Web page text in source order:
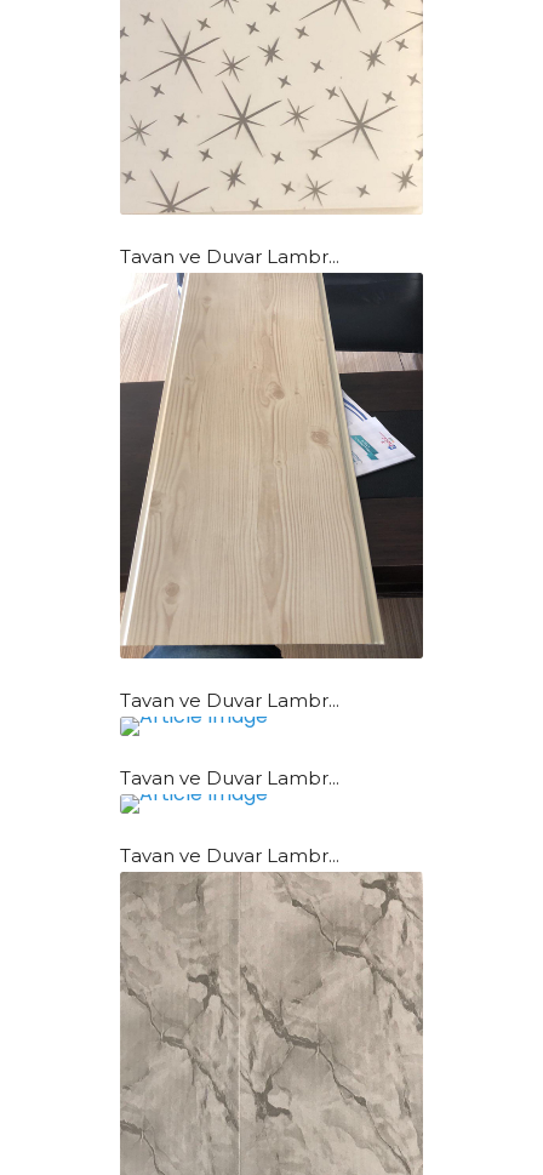
Tavan ve Duvar Lambr...
Tavan ve Duvar Lambr...
Tavan ve Duvar Lambr...
Tavan ve Duvar Lambr...